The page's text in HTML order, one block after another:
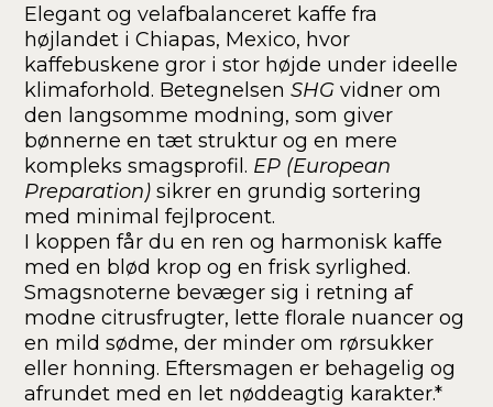
Elegant og velafbalanceret kaffe fra
højlandet i Chiapas, Mexico, hvor
kaffebuskene gror i stor højde under ideelle
klimaforhold. BetegnelsenSHGvidner om
den langsomme modning, som giver
bønnerne en tæt struktur og en mere
kompleks smagsprofil. EP (European
Preparation) sikrer en grundig sortering
med minimal fejlprocent.
I koppen får du en ren og harmonisk kaffe
med en blød krop og en frisk syrlighed.
Smagsnoterne bevæger sig i retning af
modne citrusfrugter, lette florale nuancer og
en mild sødme, der minder om rørsukker
eller honning. Eftersmagen er behagelig og
afrundet med en let nøddeagtig karakter.*